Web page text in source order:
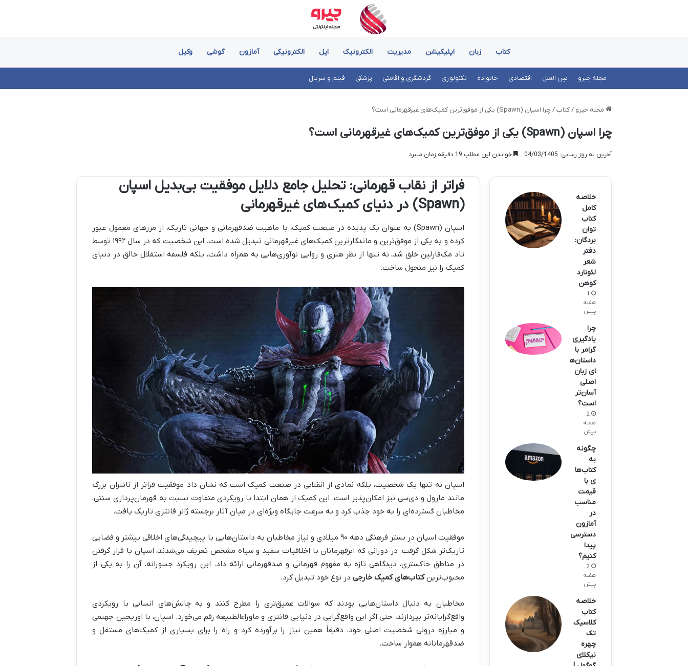
کتاب زبان اپلیکیشن مدیریت الکترونیک اپل الکترونیکی آمازون گوشی وکیل
مجله جیرو بین الملل اقتصادی خانواده تکنولوژی گردشگری و اقامتی پزشکی فیلم و سریال
مجله جیرو / کتاب / چرا اسپان (Spawn) یکی از موفق‌ترین کمیک‌های غیرقهرمانی است؟
چرا اسپان (Spawn) یکی از موفق‌ترین کمیک‌های غیرقهرمانی است؟
آخرین به روز رسانی: 04/03/1405 خواندن این مطلب 19 دقیقه زمان میبرد
فراتر از نقاب قهرمانی: تحلیل جامع دلایل موفقیت بی‌بدیل اسپان
(Spawn) در دنیای کمیک‌های غیرقهرمانی
اسپان (Spawn) به عنوان یک پدیده در صنعت کمیک، با ماهیت ضدقهرمانی و جهانی تاریک، از مرزهای معمول عبور
کرده و به یکی از موفق‌ترین و ماندگارترین کمیک‌های غیرقهرمانی تبدیل شده است. این شخصیت که در سال ۱۹۹۲ توسط
تاد مک‌فارلین خلق شد، نه تنها از نظر هنری و روایی نوآوری‌هایی به همراه داشت، بلکه فلسفه استقلال خالق در دنیای
کمیک را نیز متحول ساخت.
اسپان نه تنها یک شخصیت، بلکه نمادی از انقلابی در صنعت کمیک است که نشان داد موفقیت فراتر از ناشران بزرگ
مانند مارول و دی‌سی نیز امکان‌پذیر است. این کمیک از همان ابتدا با رویکردی متفاوت نسبت به قهرمان‌پردازی سنتی،
مخاطبان گسترده‌ای را به خود جذب کرد و به سرعت جایگاه ویژه‌ای در میان آثار برجسته ژانر فانتزی تاریک یافت.
موفقیت اسپان در بستر فرهنگی دهه ۹۰ میلادی و نیاز مخاطبان به داستان‌هایی با پیچیدگی‌های اخلاقی بیشتر و فضایی
تاریک‌تر شکل گرفت. در دورانی که ابرقهرمانان با اخلاقیات سفید و سیاه مشخص تعریف می‌شدند، اسپان با قرار گرفتن
در مناطق خاکستری، دیدگاهی تازه به مفهوم قهرمانی و ضدقهرمانی ارائه داد. این رویکرد جسورانه، آن را به یکی از
محبوب‌ترینکتاب‌های کمیک خارجی در نوع خود تبدیل کرد.
مخاطبان به دنبال داستان‌هایی بودند که سوالات عمیق‌تری را مطرح کنند و به چالش‌های انسانی با رویکردی
واقع‌گرایانه‌تر بپردازند، حتی اگر این واقع‌گرایی در دنیایی فانتزی و ماوراءالطبیعه رقم می‌خورد. اسپان، با اوریجین جهنمی
و مبارزه درونی شخصیت اصلی خود، دقیقاً همین نیاز را برآورده کرد و راه را برای بسیاری از کمیک‌های مستقل و
ضدقهرمانانه هموار ساخت.
خلاصه
کامل
کتاب
توان
بردگان:
دفتر
شعر
لئونارد
کوهن
1
هفته
پیش
چرا
یادگیری
گرامر با
داستان‌ه
ای زبان
اصلی
آسان‌تر
است؟
2
هفته
پیش
چگونه
به
کتاب‌ها
ی با
قیمت
مناسب
در
آمازون
دسترسی
پیدا
کنیم؟
2
هفته
پیش
خلاصه
کتاب
کلاسیک
تک
چهره
نیکلای